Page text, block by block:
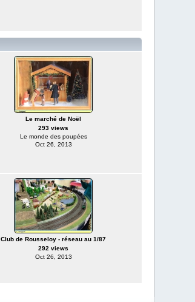
Le marché de Noël
293 views
Le monde des poupées
Oct 26, 2013
Club de Rousseloy - réseau au 1/87
292 views
Oct 26, 2013